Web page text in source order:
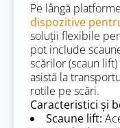
Pe lângă
dispozitive
soluții flexibile
pot include
scărilor (scaun
asistă la
rotile pe scări.
Caracteristici și
Scaune lift: